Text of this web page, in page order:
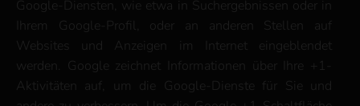
Google-Diensten, wie etwa in Suchergebnissen oder in
Ihrem Google-Profil, oder an anderen Stellen auf
Websites und Anzeigen im Internet eingeblendet
werden. Google zeichnet Informationen über Ihre +1-
Aktivitäten auf, um die Google-Dienste für Sie und